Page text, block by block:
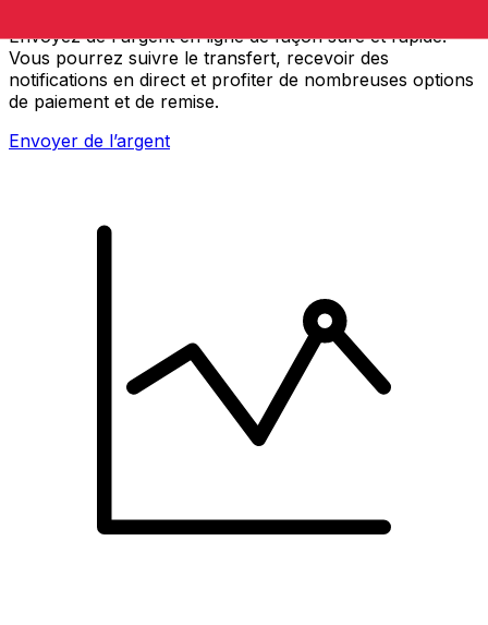
Envoyez de l'argent en ligne de façon sûre et rapide.
Vous pourrez suivre le transfert, recevoir des
notifications en direct et profiter de nombreuses options
de paiement et de remise.
Envoyer de l’argent